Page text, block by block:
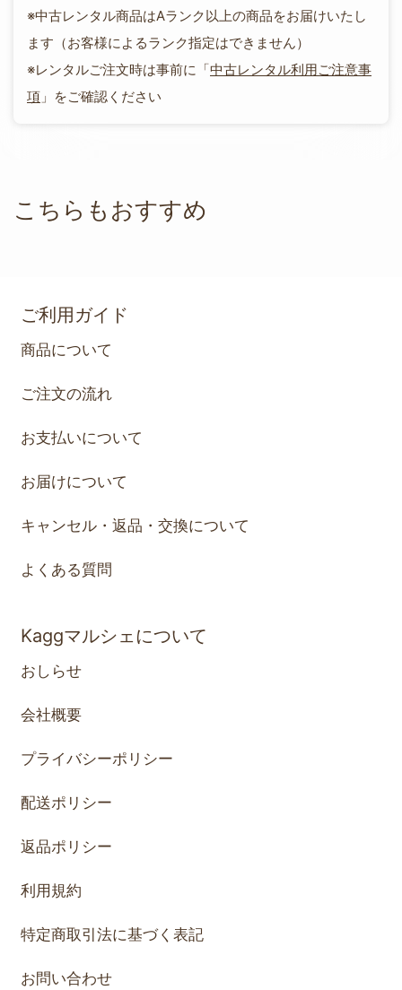
※中古レンタル商品はAランク以上の商品をお届けいたし
ます（お客様によるランク指定はできません）
※レンタルご注文時は事前に「中古レンタル利用ご注意事
項 」をご確認ください
こちらもおすすめ
ご利用ガイド
商品について
ご注文の流れ
お支払いについて
お届けについて
キャンセル・返品・交換について
よくある質問
Kaggマルシェについて
おしらせ
会社概要
プライバシーポリシー
配送ポリシー
返品ポリシー
利用規約
特定商取引法に基づく表記
お問い合わせ